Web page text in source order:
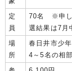
定
員
70名 ※申し
選結果は7月
場
所
春日井市少
4～5名の相